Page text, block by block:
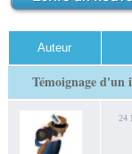
Auteur
Témoignage d'un
24